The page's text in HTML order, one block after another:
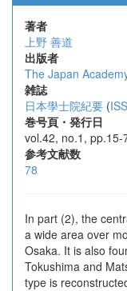
著者
上野 善道
出版者
The Japan
雑誌
日本學士院紀要 (
巻号頁・発行日
vol.42, no.1,
参考文献数
78
In part (2), the
a wide area over
Osaka. It is also
Tokushima and
type is